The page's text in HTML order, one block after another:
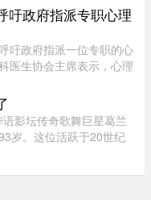
方其后在她后车箱里发现
...
吁政府指派专职心理
吁政府指派一位专职的心
医生协会主席表示，心理
期之后依然能被列为优先
归 ...
影坛传奇歌舞巨星葛兰
岁。这位活跃于20世纪